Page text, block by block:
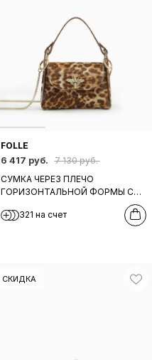
FOLLE
6 417 руб.
7 130 руб.
СУМКА ЧЕРЕЗ ПЛЕЧО
ГОРИЗОНТАЛЬНОЙ ФОРМЫ С
ФУРНИТУРОЙ В ВИДЕ ПЧЕЛЫ
ОТ FOLLE В НАТУРАЛЬНОМ МЕХЕ
321 на счет
СКИДКА